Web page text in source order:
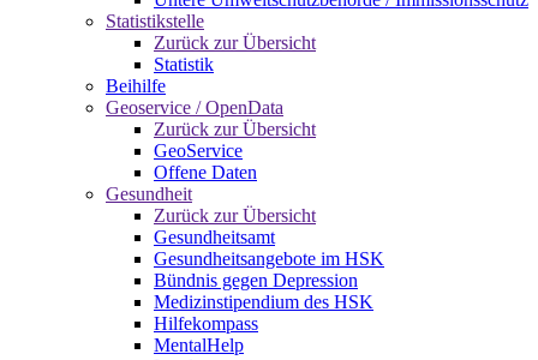
Statistikstelle
Zurück zur Übersicht
Statistik
Beihilfe
Geoservice / OpenData
Zurück zur Übersicht
GeoService
Offene Daten
Gesundheit
Zurück zur Übersicht
Gesundheitsamt
Gesundheitsangebote im HSK
Bündnis gegen Depression
Medizinstipendium des HSK
Hilfekompass
MentalHelp